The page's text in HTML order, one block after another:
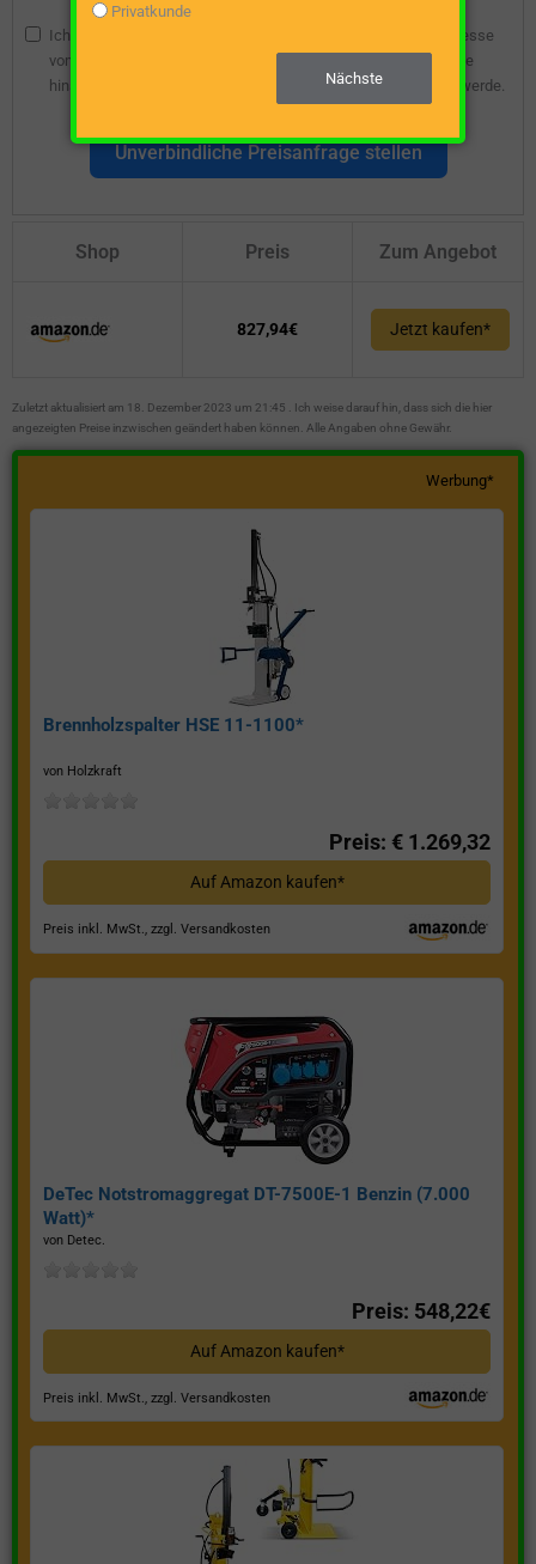
Ich bin damit einverstanden, dass die angegebene E-Mail-Adresse
vom Webseitenbetreiber gespeichert wird, damit ich über diese
hinsichtlich eines unverbindlichen Preisangebots kontaktiert werde.
Unverbindliche Preisanfrage stellen
Shop Preis Zum Angebot
827,94€ Jetzt kaufen*
Zuletzt aktualisiert am 18. Dezember 2023 um 21:45 . Ich weise darauf hin, dass sich die hier
angezeigten Preise inzwischen geändert haben können. Alle Angaben ohne Gewähr.
Werbung*
Brennholzspalter HSE 11-1100*
von Holzkraft
Preis: € 1.269,32
Auf Amazon kaufen*
Preis inkl. MwSt., zzgl. Versandkosten
DeTec Notstromaggregat DT-7500E-1 Benzin (7.000
Watt)*
von Detec.
Preis: 548,22€
Auf Amazon kaufen*
Preis inkl. MwSt., zzgl. Versandkosten
Privatkunde
Nächste